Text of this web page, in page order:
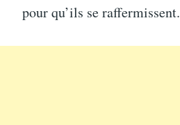
pour qu’ils se raffermissent.